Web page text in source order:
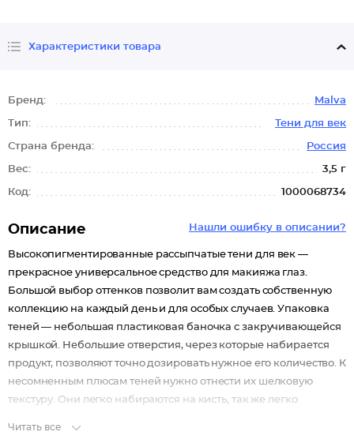
Характеристики товара
Бренд: Malva
Тип: Тени для век
Страна бренда: Россия
Вес: 3,5 г
Код: 1000068734
Нашли ошибку в описании?
Описание
Высокопигментированные рассыпчатые тени для век —
прекрасное универсальное средство для макияжа глаз.
Большой выбор оттенков позволит вам создать собственную
коллекцию на каждый день и для особых случаев. Упаковка
теней — небольшая пластиковая баночка с закручивающейся
крышкой. Небольшие отверстия, через которые набирается
продукт, позволяют точно дозировать нужное его количество. К
несомненным плюсам теней нужно отнести их шелковую
текстуру. Они легко набираются на кисть, так же легко
Читать все